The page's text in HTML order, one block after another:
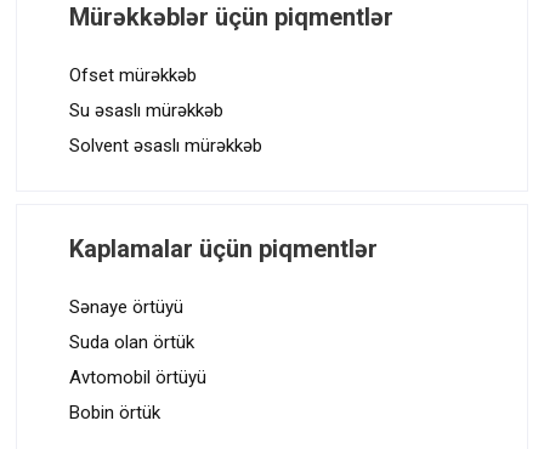
Mürəkkəblər üçün piqmentlər
Ofset mürəkkəb
Su əsaslı mürəkkəb
Solvent əsaslı mürəkkəb
Kaplamalar üçün piqmentlər
Sənaye örtüyü
Suda olan örtük
Avtomobil örtüyü
Bobin örtük